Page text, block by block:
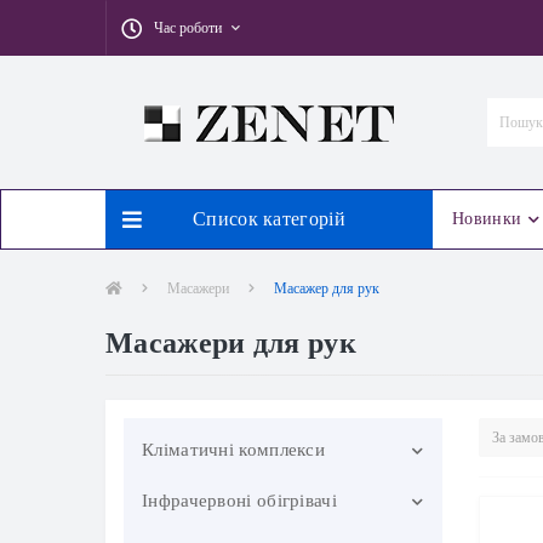
Час роботи
Список категорій Новинки
Масажери Масажер для рук
Масажери для рук
Кліматичні комплекси
Міні-кондиціонери
Інфрачервоні обігрівачі